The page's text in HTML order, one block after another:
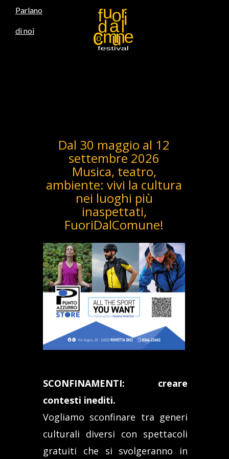
Parlano
di noi
Dal 30 maggio al 12
settembre 2026
Musica, teatro,
ambiente: vivi la cultura
nei luoghi più
inaspettati,
FuoriDalComune!
SCONFINAMENTI: creare
contesti inediti.
Vogliamo sconfinare tra generi
culturali diversi con spettacoli
gratuiti che si svolgeranno in